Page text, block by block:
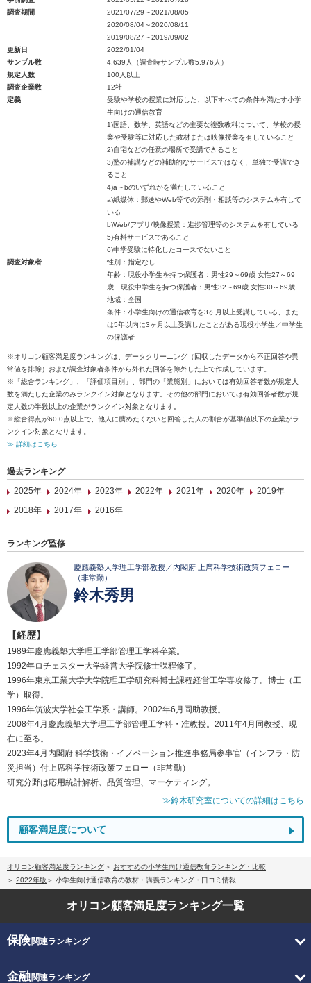
調査期間
2021/07/29～2021/08/05
2020/08/04～2020/08/11
2019/08/27～2019/09/02
更新日
2022/01/04
サンプル数
4,639人（調査時サンプル数5,976人）
規定人数
100人以上
調査企業数
12社
定義
受験や学校の授業に対応した、以下すべての条件を満たす小学
生向けの通信教育
1)国語、数学、英語などの主要な複数教科について、学校の授
業や受験等に対応した教材または映像授業を有していること
2)自宅などの任意の場所で受講できること
3)塾の補講などの補助的なサービスではなく、単独で受講でき
ること
4)a～bのいずれかを満たしていること
a)紙媒体：郵送やWeb等での添削・相談等のシステムを有して
いる
b)Web/アプリ/映像授業：進捗管理等のシステムを有している
5)有料サービスであること
6)中学受験に特化したコースでないこと
調査対象者
性別：指定なし
年齢：現役小学生を持つ保護者：男性29～69歳 女性27～69
歳 現役中学生を持つ保護者：男性32～69歳 女性30～69歳
地域：全国
条件：小学生向けの通信教育を3ヶ月以上受講している、また
は5年以内に3ヶ月以上受講したことがある現役小学生／中学生
の保護者
※オリコン顧客満足度ランキングは、データクリーニング（回収したデータから不正回答や異
常値を排除）および調査対象者条件から外れた回答を除外した上で作成しています。
※「総合ランキング」、「評価項目別」、部門の「業態別」においては有効回答者数が規定人
数を満たした企業のみランクイン対象となります。その他の部門においては有効回答者数が規
定人数の半数以上の企業がランクイン対象となります。
※総合得点が60.0点以上で、他人に薦めたくないと回答した人の割合が基準値以下の企業がラ
ンクイン対象となります。
≫ 詳細はこちら
過去ランキング
2025年
2024年 2023年 2022年 2021年 2020年
2019年
2018年
2017年 2016年
ランキング監修
慶應義塾大学理工学部教授／内閣府 上席科学技術政策フェロー
（非常勤）
鈴木秀男
【経歴】
1989年慶應義塾大学理工学部管理工学科卒業。
1992年ロチェスター大学経営大学院修士課程修了。
1996年東京工業大学大学院理工学研究科博士課程経営工学専攻修了。博士（工
学）取得。
1996年筑波大学社会工学系・講師。2002年6月同助教授。
2008年4月慶應義塾大学理工学部管理工学科・准教授。2011年4月同教授、現
在に至る。
2023年4月内閣府 科学技術・イノベーション推進事務局参事官（インフラ・防
災担当）付上席科学技術政策フェロー（非常勤）
研究分野は応用統計解析、品質管理、マーケティング。
≫鈴木研究室についての詳細はこちら
顧客満足度について
オリコン顧客満足度ランキング
おすすめの小学生向け通信教育ランキング・比較
2022年版
小学生向け通信教育の教材・講義ランキング・口コミ情報
オリコン顧客満足度ランキング一覧
保険関連ランキング
金融関連ランキング